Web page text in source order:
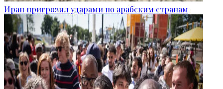
Иран пригрозил ударами по арабским странам